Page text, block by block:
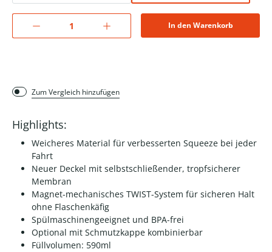
In den Warenkorb
Zum Vergleich hinzufügen
Highlights:
Weicheres Material für verbesserten Squeeze bei jeder
Fahrt
Neuer Deckel mit selbstschließender, tropfsicherer
Membran
Magnet-mechanisches TWIST-System für sicheren Halt
ohne Flaschenkäfig
Spülmaschinengeeignet und BPA-frei
Optional mit Schmutzkappe kombinierbar
Füllvolumen: 590ml